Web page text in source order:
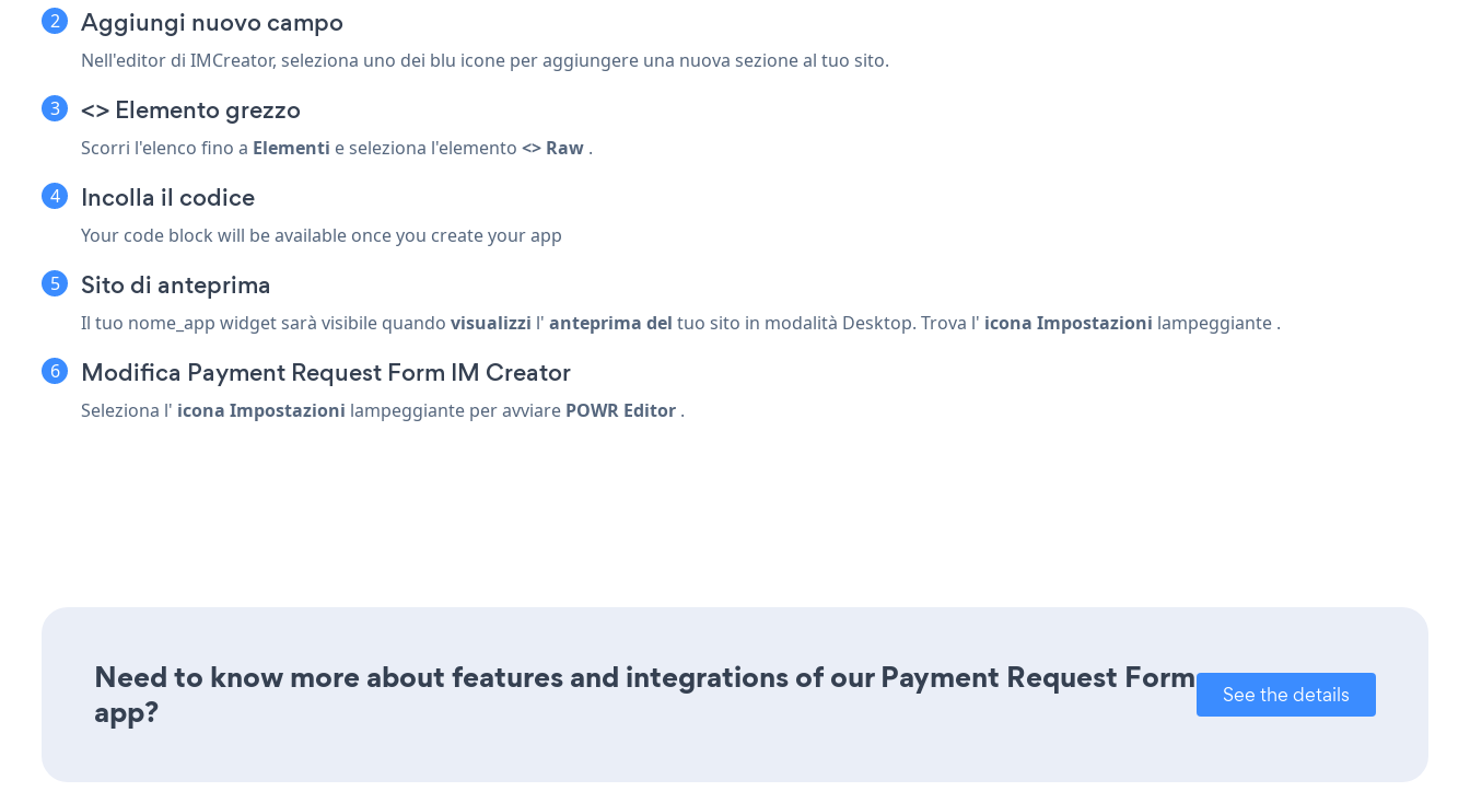
Aggiungi nuovo campo
Nell'editor di IMCreator, seleziona uno dei blu icone per aggiungere una nuova sezione al tuo sito.
<> Elemento grezzo
Scorri l'elenco fino a Elementi e seleziona l'elemento <> Raw .
Incolla il codice
Your code block will be available once you create your app
Sito di anteprima
Il tuo nome_app widget sarà visibile quando visualizzi l' anteprima del tuo sito in modalità Desktop. Trova l' icona Impostazioni lampeggiante .
Modifica Payment Request Form IM Creator
Seleziona l' icona Impostazioni lampeggiante per avviare POWR Editor .
Need to know more about features and integrations of our Payment Request Form
app?
See the details